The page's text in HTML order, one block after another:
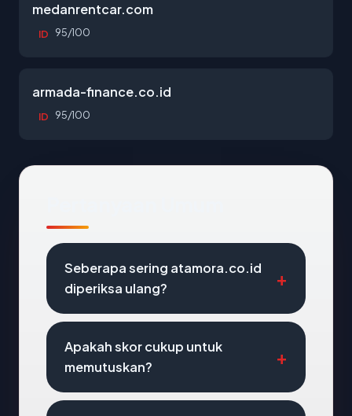
medanrentcar.com
ID 95/100
armada-finance.co.id
ID 95/100
Seberapa sering atamora.co.id
diperiksa ulang?
Apakah skor cukup untuk
memutuskan?